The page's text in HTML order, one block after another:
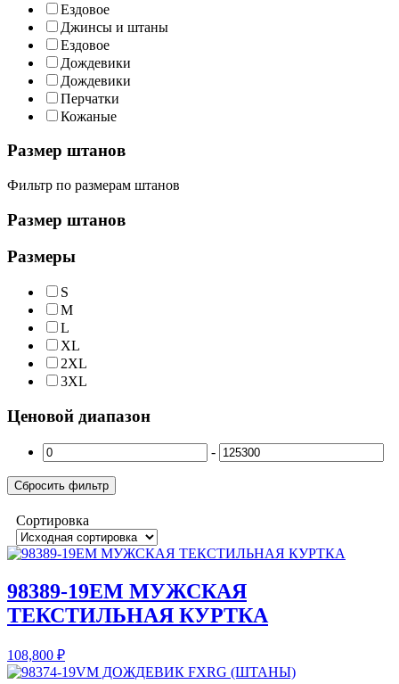
Ездовое
Джинсы и штаны
Ездовое
Дождевики
Дождевики
Перчатки
Кожаные
Размер штанов
Фильтр по размерам штанов
Размер штанов
Размеры
S
M
L
XL
2XL
3XL
Ценовой диапазон
-
Сбросить фильтр
Сортировка
98389-19EM МУЖСКАЯ
ТЕКСТИЛЬНАЯ КУРТКА
108,800 ₽